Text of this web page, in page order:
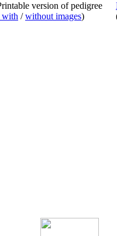
version of pedigree
with /without images)